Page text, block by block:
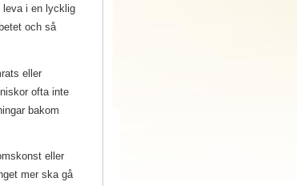
leva i en lycklig
och så
eller
ofta inte
bakom
eller
mer ska gå